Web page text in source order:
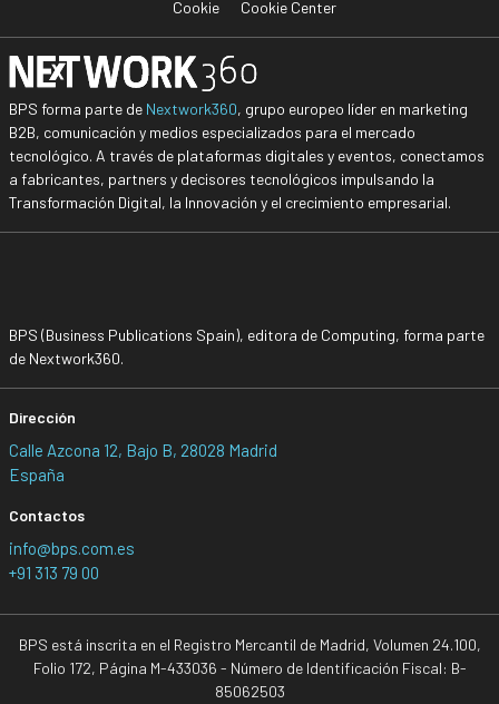
Cookie Cookie Center
BPS forma parte de Nextwork360, grupo europeo líder en marketing
B2B, comunicación y medios especializados para el mercado
tecnológico. A través de plataformas digitales y eventos, conectamos
a fabricantes, partners y decisores tecnológicos impulsando la
Transformación Digital, la Innovación y el crecimiento empresarial.
BPS (Business Publications Spain), editora de Computing, forma parte
de Nextwork360.
Dirección
Calle Azcona 12, Bajo B, 28028 Madrid
España
Contactos
info@bps.com.es
+91 313 79 00
BPS está inscrita en el Registro Mercantil de Madrid, Volumen 24.100,
Folio 172, Página M-433036 - Número de Identificación Fiscal: B-
85062503